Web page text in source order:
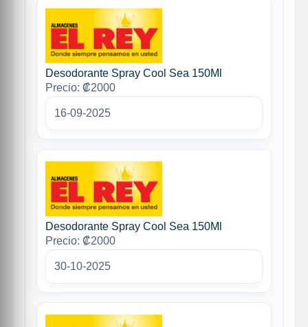
Desodorante Spray Cool Sea 150Ml
Precio: ₡2000
16-09-2025
Desodorante Spray Cool Sea 150Ml
Precio: ₡2000
30-10-2025